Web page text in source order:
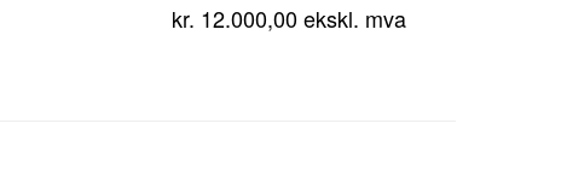
kr. 12.000,00 ekskl. mva